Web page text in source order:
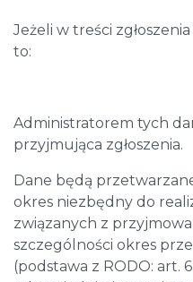
Jeżeli w treści
to:
Administratorem tych
przyjmująca zgłoszenia.
Dane będą
okres niezbędny do
związanych z
szczególności okres
(podstawa z RODO: art.